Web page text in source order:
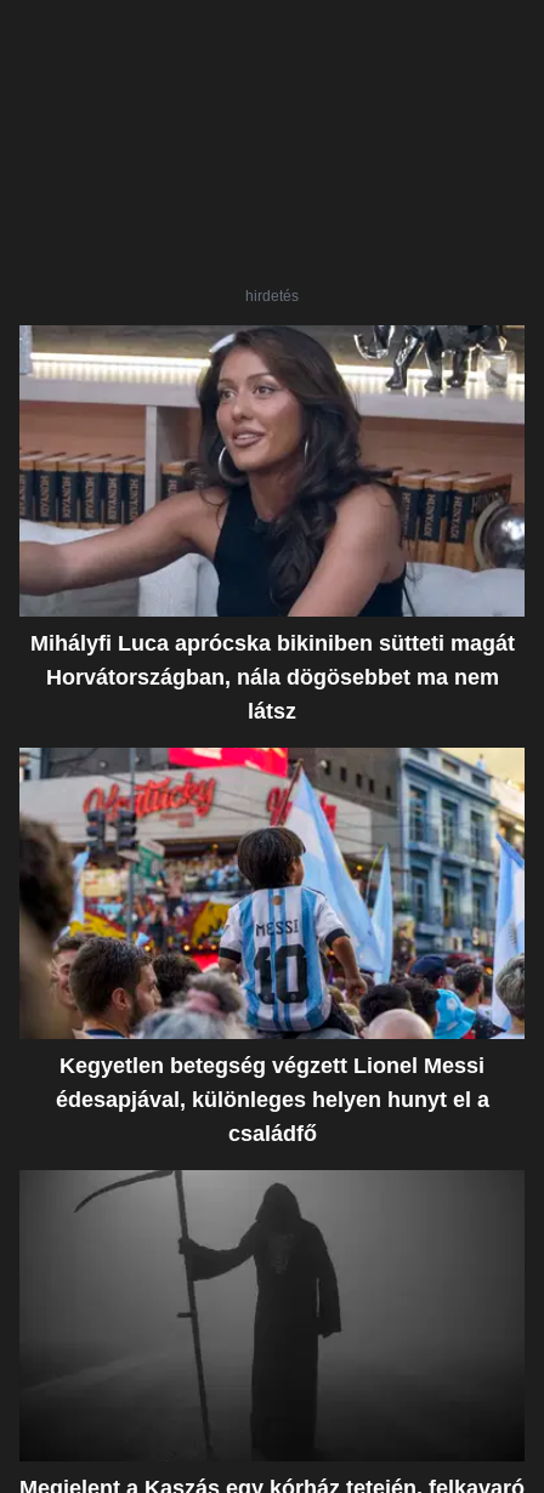
hirdetés
Mihályfi Luca aprócska bikiniben sütteti magát
Horvátországban, nála dögösebbet ma nem
látsz
Kegyetlen betegség végzett Lionel Messi
édesapjával, különleges helyen hunyt el a
családfő
Megjelent a Kaszás egy kórház tetején, felkavaró